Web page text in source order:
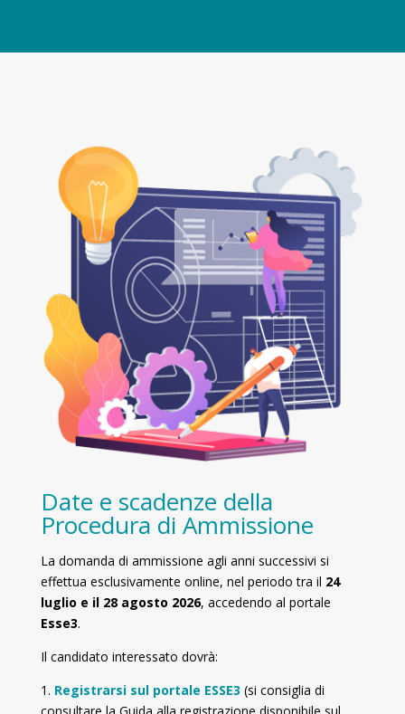
Date e scadenze della
Procedura di Ammissione
La domanda di ammissione agli anni successivi si
effettua esclusivamente online, nel periodo tra il 24
luglio e il 28 agosto 2026, accedendo al portale
Esse3.
Il candidato interessato dovrà:
1. Registrarsi sul portale ESSE3 (si consiglia di